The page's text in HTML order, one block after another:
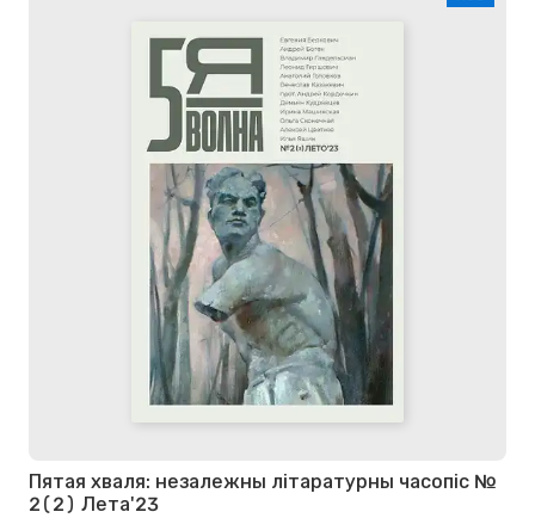
Пятая хваля: незалежны літаратурны часопіс №
2(2) Лета'23